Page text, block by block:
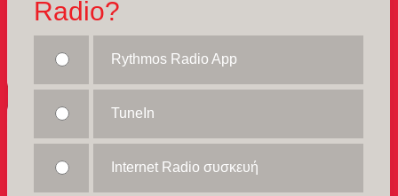
Radio?
Rythmos Radio App
TuneIn
Internet Radio συσκευή